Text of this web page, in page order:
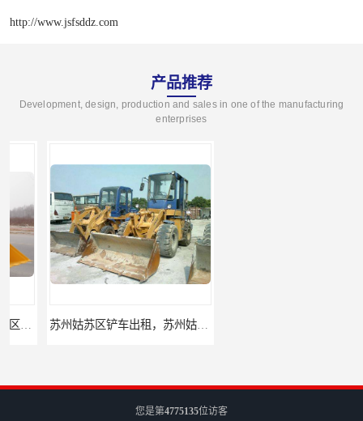
http://www.jsfsddz.com
产品推荐
Development, design, production and sales in one of the manufacturing
enterprises
苏州姑苏区铲车出租，苏州姑苏区装载机出租
您是第4775135位访客